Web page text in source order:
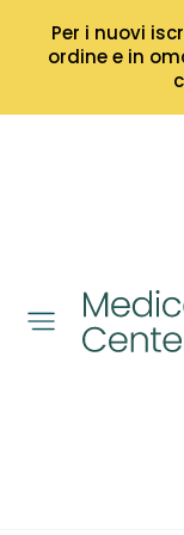
Per i nuovi
ordine e in